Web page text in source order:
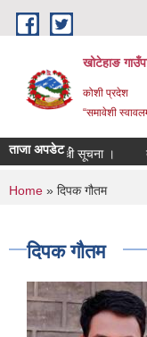
Skip to main content
खोटेहाङ
कोशी प्रदेश
“समावेशी
ताजा अपडेट :
हुने सम्बन्धी सूचना । तह
You are here
Home » दिपक गौतम
दिपक गौतम